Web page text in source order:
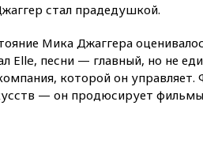
стал прадедушкой.
Мика Джаггера
Elle, песни — главный, но не
которой он
— он продюсирует